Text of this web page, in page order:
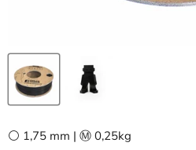
⚪ 1,75 mm | Ⓜ️ 0,25kg